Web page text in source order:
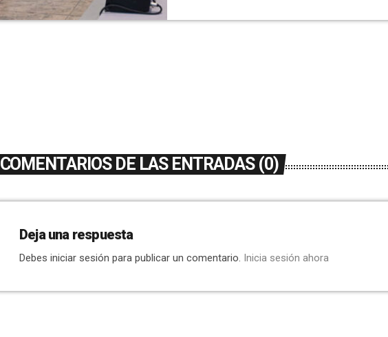
COMENTARIOS DE LAS ENTRADAS (0)
Deja una respuesta
Debes iniciar sesión para publicar un comentario. Inicia sesión ahora